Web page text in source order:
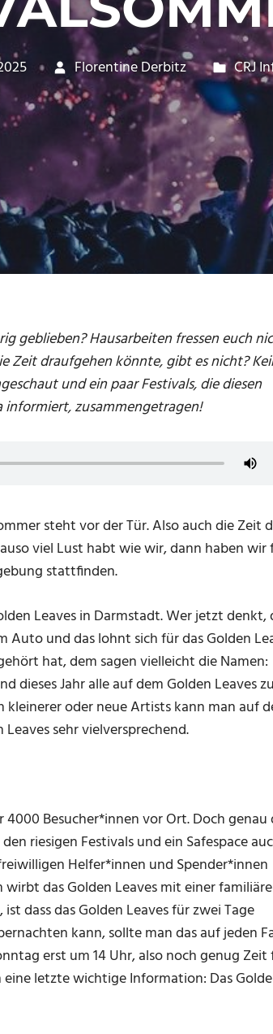
Florentine Derbitz CRJ
geblieben? Hausarbeiten fressen euch
Zeit draufgehen könnte, gibt es nicht?
und ein paar Festivals, die diesen
informiert, zusammengetragen!
steht vor der Tür. Also auch die Zeit
viel Lust habt wie wir, dann haben wir
stattfinden.
Leaves in Darmstadt. Wer jetzt denkt,
Auto und das lohnt sich für das Golden
hat, dem sagen vielleicht die Namen:
dieses Jahr alle auf dem Golden Leaves zu
oder neue Artists kann man auf
sehr vielversprechend.
Besucher*innen vor Ort. Doch genau
riesigen Festivals und ein Safespace
Helfer*innen und Spender*innen
das Golden Leaves mit einer
dass das Golden Leaves für zwei Tage
kann, sollte man das auf jeden
erst um 14 Uhr, also noch genug Zeit
letzte wichtige Information: Das